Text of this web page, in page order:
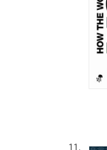
11.